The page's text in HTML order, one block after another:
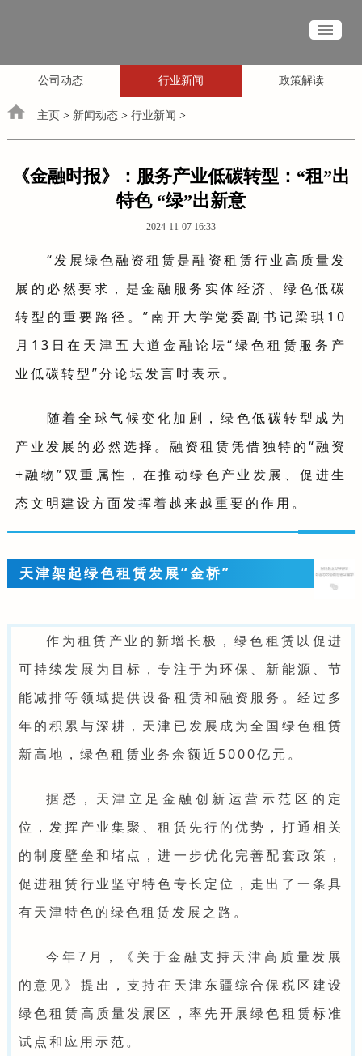
公司动态 行业新闻 政策解读
主页 > 新闻动态> 行业新闻 >
《金融时报》：服务产业低碳转型：“租”出
特色 “绿”出新意
2024-11-07 16:33
“发展绿色融资租赁是融资租赁行业高质量发
展的必然要求，是金融服务实体经济、绿色低碳
转型的重要路径。”南开大学党委副书记梁琪10
月13日在天津五大道金融论坛“绿色租赁服务产
业低碳转型”分论坛发言时表示。
随着全球气候变化加剧，绿色低碳转型成为
产业发展的必然选择。融资租赁凭借独特的“融资
+融物”双重属性，在推动绿色产业发展、促进生
态文明建设方面发挥着越来越重要的作用。
天津架起绿色租赁发展“金桥”
作为租赁产业的新增长极，绿色租赁以促进
可持续发展为目标，专注于为环保、新能源、节
能减排等领域提供设备租赁和融资服务。经过多
年的积累与深耕，天津已发展成为全国绿色租赁
新高地，绿色租赁业务余额近5000亿元。
据悉，天津立足金融创新运营示范区的定
位，发挥产业集聚、租赁先行的优势，打通相关
的制度壁垒和堵点，进一步优化完善配套政策，
促进租赁行业坚守特色专长定位，走出了一条具
有天津特色的绿色租赁发展之路。
今年7月，《关于金融支持天津高质量发展
的意见》提出，支持在天津东疆综合保税区建设
绿色租赁高质量发展区，率先开展绿色租赁标准
试点和应用示范。